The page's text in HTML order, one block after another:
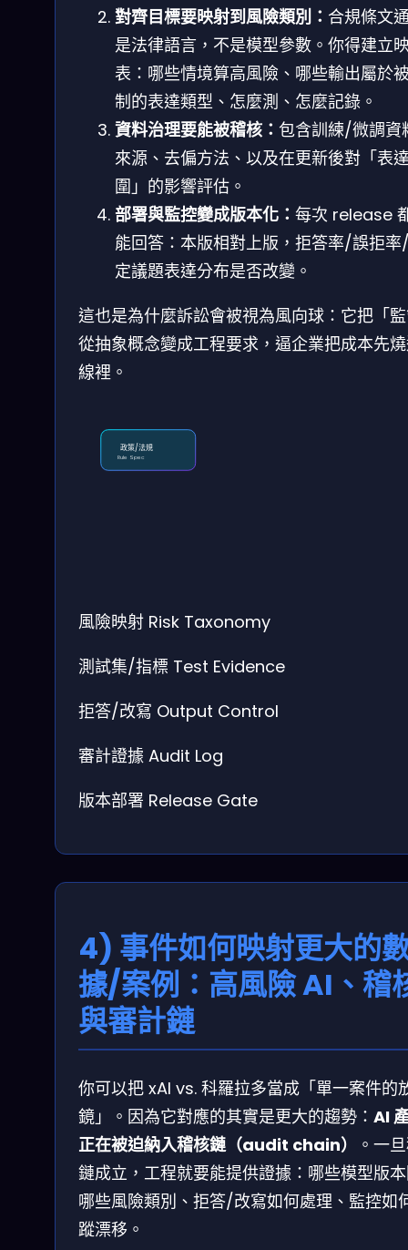
對齊目標要映射到風險類別： 合規條文
是法律語言，不是模型參數。你得建立
表：哪些情境算高風險、哪些輸出屬於
制的表達類型、怎麼測、怎麼記錄。
資料治理要能被稽核： 包含訓練/微調資
來源、去偏方法、以及在更新後對「表
圍」的影響評估。
部署與監控變成版本化： 每次 release
能回答：本版相對上版，拒答率/誤拒
定議題表達分布是否改變。
這也是為什麼訴訟會被視為風向球：它把「
從抽象概念變成工程要求，逼企業把成本先
線裡。
政策/法規
Rule Spec
風險映射 Risk Taxonomy
測試集/指標 Test Evidence
拒答/改寫 Output Control
審計證據 Audit Log
版本部署 Release Gate
4) 事件如何映射更大的
據/案例：高風險 AI、稽
與審計鏈
你可以把 xAI vs. 科羅拉多當成「單一案件的
鏡」。因為它對應的其實是更大的趨勢： AI
正在被迫納入稽核鏈（audit chain）
。一
鏈成立，工程就要能提供證據：哪些模型版
哪些風險類別、拒答/改寫如何處理、監控如
蹤漂移。